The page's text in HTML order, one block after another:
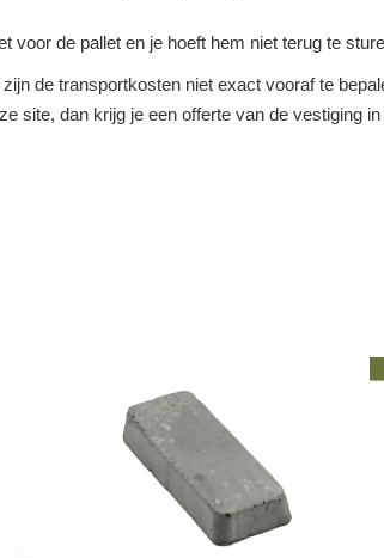
voor de pallet en je hoeft hem niet terug te
de transportkosten niet exact vooraf te
site, dan krijg je een offerte van de vestiging